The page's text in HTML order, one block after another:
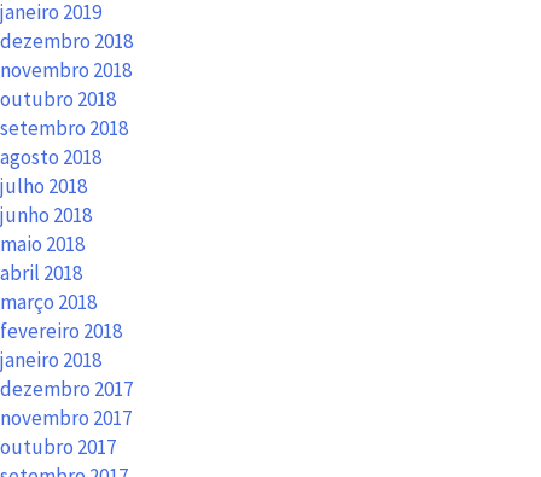
janeiro 2019
dezembro 2018
novembro 2018
outubro 2018
setembro 2018
agosto 2018
julho 2018
junho 2018
maio 2018
abril 2018
março 2018
fevereiro 2018
janeiro 2018
dezembro 2017
novembro 2017
outubro 2017